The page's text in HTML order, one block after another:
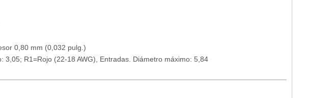
0,80 mm (0,032 pulg.)
3,05; R1=Rojo (22-18 AWG), Entradas. Diámetro máximo: 5,84